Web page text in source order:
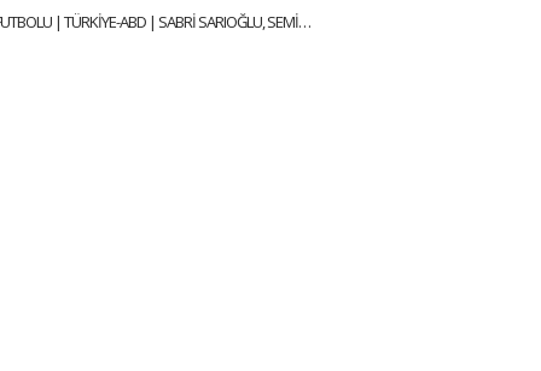
DÜNYANIN FUTBOLU | TÜRKİYE-ABD | SABRİ SARIOĞLU, SEMİH ŞENTÜRK, MEHMET AYAN